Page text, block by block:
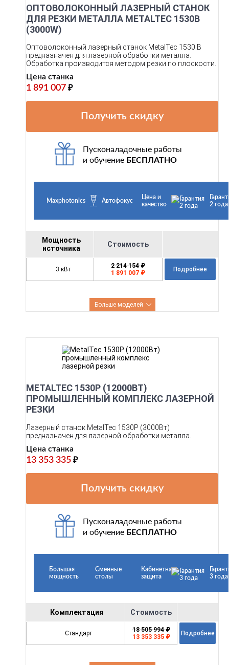
ОПТОВОЛОКОННЫЙ ЛАЗЕРНЫЙ СТАНОК
ДЛЯ РЕЗКИ МЕТАЛЛА METALTEC 1530B
(3000W)
Оптоволоконный лазерный станок MetalTec 1530 B
предназначен для лазерной обработки металла.
Обработка производится методом резки по плоскости.
Цена станка
1 891 007 ₽
Получить скидку
Пусконаладочные работы
и обучение БЕСПЛАТНО
Maxphotonics Автофокус
Цена и
качество
2 года
Мощность
источника
Стоимость
3 кВт
2 214 154 ₽
1 891 007 ₽
Подробнее
Больше моделей
METALTEC 1530P (12000ВТ)
ПРОМЫШЛЕННЫЙ КОМПЛЕКС ЛАЗЕРНОЙ
РЕЗКИ
Лазерный станок MetalTec 1530P (3000Вт)
предназначен для лазерной обработки металла.
Цена станка
13 353 335 ₽
Получить скидку
Пусконаладочные работы
и обучение БЕСПЛАТНО
Большая
мощность
Сменные
столы
Кабинетная
защита
3 года
Комплектация Стоимость
Стандарт
18 505 994 ₽
13 353 335 ₽
Подробнее